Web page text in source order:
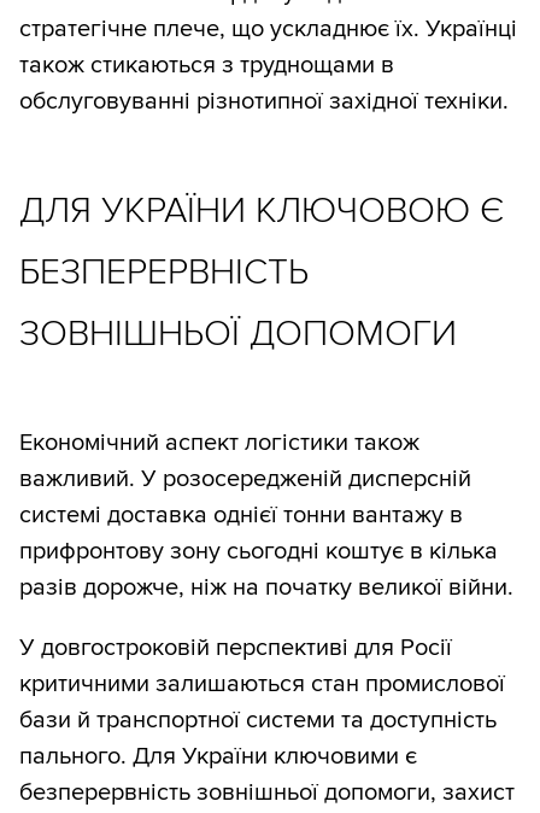
стратегічне плече, що ускладнює їх. Українці
також стикаються з труднощами в
обслуговуванні різнотипної західної техніки.
ДЛЯ УКРАЇНИ КЛЮЧОВОЮ Є
БЕЗПЕРЕРВНІСТЬ
ЗОВНІШНЬОЇ ДОПОМОГИ
Економічний аспект логістики також
важливий. У розосередженій дисперсній
системі доставка однієї тонни вантажу в
прифронтову зону сьогодні коштує в кілька
разів дорожче, ніж на початку великої війни.
У довгостроковій перспективі для Росії
критичними залишаються стан промислової
бази й транспортної системи та доступність
пального. Для України ключовими є
безперервність зовнішньої допомоги, захист